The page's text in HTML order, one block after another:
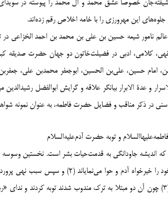
جلوه‌هاى اين مهرورزى را با خامه اخلاص رقم زده‌اند.
نامور شيعه حسين بن على بن محمد بن احمد الخزاعى در
كلامى، ادبى در فضيلت‌خاتون دو جهان حضرت صديقه
و عدة الابرار بيانگر علاقه و گرايش ابوالفضل
در ذكر مناقب و فضايل حضرت فاطمه، به عنوان نمونه
و توبه حضرت آدم‌عليه‌السلام
كه انديشه جاودانگى به قدمت‌حيات بشر است. نخستين
سوگند خود را خيرخواه آدم و حوا